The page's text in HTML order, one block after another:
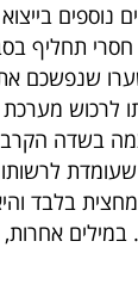
נוספים
חסרי תחליף
שערו שנפשכם
לרכוש מערכת
בשדה הקרב
בלבד
אחרות,